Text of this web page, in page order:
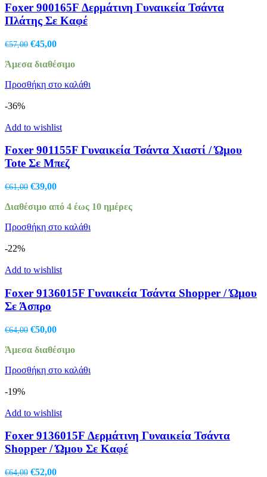
Foxer 900165F Δερμάτινη Γυναικεία Τσάντα
Πλάτης Σε Καφέ
€57,00 Original
was:
€45,00Η
τιμή
€45,00.
Άμεσα διαθέσιμο
Προσθήκη στο καλάθι
-36%
Add to wishlist
Foxer 901155F Γυναικεία Τσάντα Χιαστί / Ώμου
Tote Σε Μπεζ
€61,00 Original
was:
€39,00Η
τιμή
€39,00.
Διαθέσιμο από 4 έως 10 ημέρες
Προσθήκη στο καλάθι
-22%
Add to wishlist
Foxer 9136015F Γυναικεία Τσάντα Shopper / Ώμου
Σε Άσπρο
€64,00 Original
was:
€50,00Η
τιμή
€50,00.
Άμεσα διαθέσιμο
Προσθήκη στο καλάθι
-19%
Add to wishlist
Foxer 9136015F Δερμάτινη Γυναικεία Τσάντα
Shopper / Ώμου Σε Καφέ
€64,00 Original
€52,00Η